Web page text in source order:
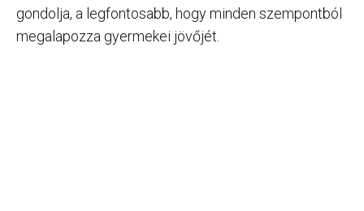
gondolja, a legfontosabb, hogy minden szempontból
megalapozza gyermekei jövőjét.